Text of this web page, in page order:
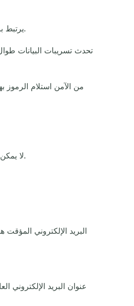
يرتبط بريدك الرئيسي بجزء كبير من حياتك. فهو يحتفظ بتنبيهات البنك، ومحادثات العمل، والحسابات القديمة. يبقي البريد المؤقت كل ذلك بعيدًا عن متناول الغرباء.
تحدث تسريبات البيانات
من الآمن استلام الرموز
لا يمكن أن يكون الأمر أسهل من ذلك. لا نموذج ولا انتظار. افتح الصفحة، وسيكون العنوان المؤقت جاهزًا خلال ثوانٍ. انسخه، استخدمه، ودعه ينتهي من تلقاء نفسه.
البريد الإلكتروني
عنوان البريد